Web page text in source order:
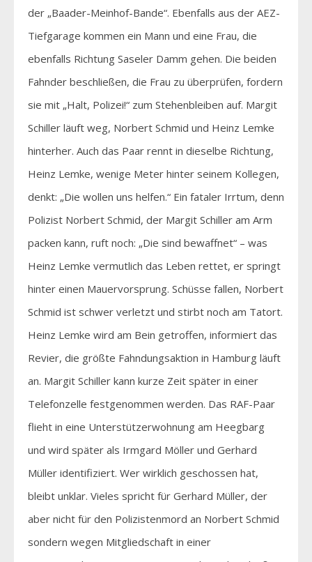
der „Baader-Meinhof-Bande“. Ebenfalls aus der AEZ-
Tiefgarage kommen ein Mann und eine Frau, die
ebenfalls Richtung Saseler Damm gehen. Die beiden
Fahnder beschließen, die Frau zu überprüfen, fordern
sie mit „Halt, Polizei!“ zum Stehenbleiben auf. Margit
Schiller läuft weg, Norbert Schmid und Heinz Lemke
hinterher. Auch das Paar rennt in dieselbe Richtung,
Heinz Lemke, wenige Meter hinter seinem Kollegen,
denkt: „Die wollen uns helfen.“ Ein fataler Irrtum, denn
Polizist Norbert Schmid, der Margit Schiller am Arm
packen kann, ruft noch: „Die sind bewaffnet“ – was
Heinz Lemke vermutlich das Leben rettet, er springt
hinter einen Mauervorsprung. Schüsse fallen, Norbert
Schmid ist schwer verletzt und stirbt noch am Tatort.
Heinz Lemke wird am Bein getroffen, informiert das
Revier, die größte Fahndungsaktion in Hamburg läuft
an. Margit Schiller kann kurze Zeit später in einer
Telefonzelle festgenommen werden. Das RAF-Paar
flieht in eine Unterstützerwohnung am Heegbarg
und wird später als Irmgard Möller und Gerhard
Müller identifiziert. Wer wirklich geschossen hat,
bleibt unklar. Vieles spricht für Gerhard Müller, der
aber nicht für den Polizistenmord an Norbert Schmid
sondern wegen Mitgliedschaft in einer